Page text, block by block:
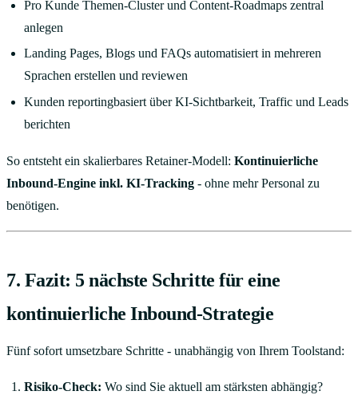
Pro Kunde Themen-Cluster und Content-Roadmaps zentral
anlegen
Landing Pages, Blogs und FAQs automatisiert in mehreren
Sprachen erstellen und reviewen
Kunden reportingbasiert über KI-Sichtbarkeit, Traffic und Leads
berichten
So entsteht ein skalierbares Retainer-Modell: Kontinuierliche
Inbound-Engine inkl. KI-Tracking - ohne mehr Personal zu
benötigen.
7. Fazit: 5 nächste Schritte für eine
kontinuierliche Inbound-Strategie
Fünf sofort umsetzbare Schritte - unabhängig von Ihrem Toolstand:
Risiko-Check: Wo sind Sie aktuell am stärksten abhängig?